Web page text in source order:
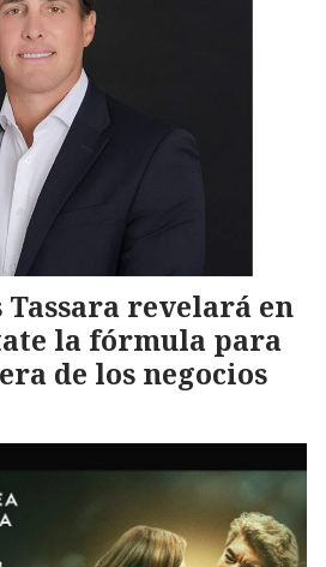
Tassara revelará en
la fórmula para
de los negocios